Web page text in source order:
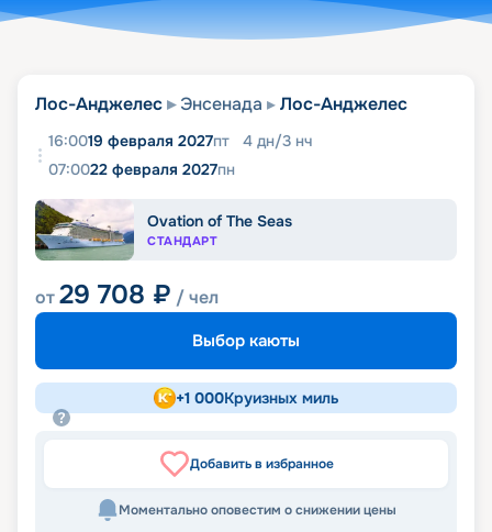
Лос-Анджелес Энсенада Лос-Анджелес
16:0019 февраля 2027пт 4 дн/3 нч
07:0022 февраля 2027пн
Ovation of The Seas
СТАНДАРТ
от29 708 ₽ / чел
Выбор каюты
+1 000Круизных миль
Добавить в избранное
Моментально оповестим о снижении цены